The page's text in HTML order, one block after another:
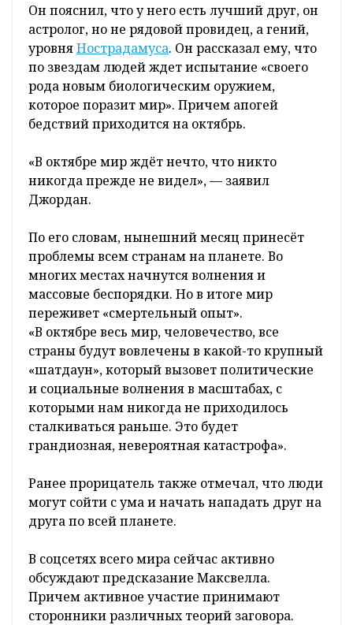
Он пояснил, что у него есть лучший друг, он
астролог, но не рядовой провидец, а гений,
уровняНострадамуса. Он рассказал ему, что
по звездам людей ждет испытание «своего
рода новым биологическим оружием,
которое поразит мир». Причем апогей
бедствий приходится на октябрь.
«В октябре мир ждёт нечто, что никто
никогда прежде не видел», — заявил
Джордан.
По его словам, нынешний месяц принесёт
проблемы всем странам на планете. Во
многих местах начнутся волнения и
массовые беспорядки. Но в итоге мир
переживет «смертельный опыт».
«В октябре весь мир, человечество, все
страны будут вовлечены в какой-то крупный
«шатдаун», который вызовет политические
и социальные волнения в масштабах, с
которыми нам никогда не приходилось
сталкиваться раньше. Это будет
грандиозная, невероятная катастрофа».
Ранее прорицатель также отмечал, что люди
могут сойти с ума и начать нападать друг на
друга по всей планете.
В соцсетях всего мира сейчас активно
обсуждают предсказание Максвелла.
Причем активное участие принимают
сторонники различных теорий заговора.